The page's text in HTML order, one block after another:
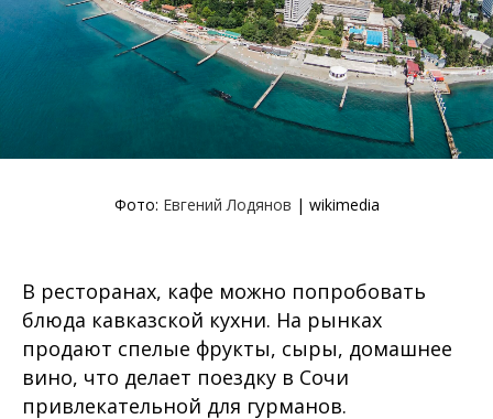
Фото: Евгений Лодянов | wikimedia
В ресторанах, кафе можно попробовать
блюда кавказской кухни. На рынках
продают спелые фрукты, сыры, домашнее
вино, что делает поездку в Сочи
привлекательной для гурманов.